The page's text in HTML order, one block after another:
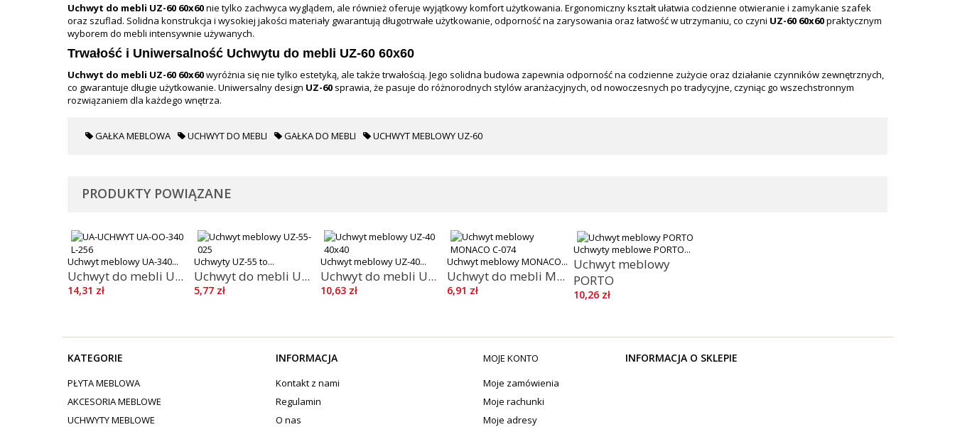
Uchwyt do mebli UZ-60 60x60nie tylko zachwyca wyglądem, ale również oferuje wyjątkowy komfort użytkowania. Ergonomiczny kształt ułatwia codzienne otwieranie i zamykanie szafek
oraz szuflad. Solidna konstrukcja i wysokiej jakości materiały gwarantują długotrwałe użytkowanie, odporność na zarysowania oraz łatwość w utrzymaniu, co czyni UZ-60 60x60praktycznym
wyborem do mebli intensywnie używanych.
Trwałość i Uniwersalność Uchwytu do mebli UZ-60 60x60
Uchwyt do mebli UZ-60 60x60wyróżnia się nie tylko estetyką, ale także trwałością. Jego solidna budowa zapewnia odporność na codzienne zużycie oraz działanie czynników zewnętrznych,
co gwarantuje długie użytkowanie. Uniwersalny design UZ-60 sprawia, że pasuje do różnorodnych stylów aranżacyjnych, od nowoczesnych po tradycyjne, czyniąc go wszechstronnym
rozwiązaniem dla każdego wnętrza.
GAŁKA MEBLOWA UCHWYT DO MEBLI GAŁKA DO MEBLI UCHWYT MEBLOWY UZ-60
PRODUKTY POWIĄZANE
Uchwyt meblowy UA-340...
Uchwyt do mebli U...
14,31 zł
Uchwyty UZ-55 to...
Uchwyt do mebli U...
5,77 zł
Uchwyt meblowy UZ-40...
Uchwyt do mebli U...
10,63 zł
Uchwyt meblowy MONACO...
Uchwyt do mebli M...
6,91 zł
Uchwyty meblowe PORTO...
Uchwyt meblowy
PORTO
10,26 zł
KATEGORIE
PŁYTA MEBLOWA
AKCESORIA MEBLOWE
UCHWYTY MEBLOWE
INFORMACJA
Kontakt z nami
Regulamin
O nas
MOJE KONTO
Moje zamówienia
Moje rachunki
Moje adresy
INFORMACJA O SKLEPIE